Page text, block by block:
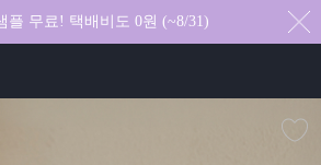
플 무료! 택배비도 0원 (~8/31)